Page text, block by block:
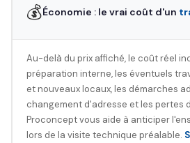
💰Économie : le vrai coût d'un
Au-delà du prix affiché, le coût réel
préparation interne, les éventuels
et nouveaux locaux, les démarches
changement d'adresse et les pertes
Proconcept vous aide à anticiper
lors de la visite technique préalable.